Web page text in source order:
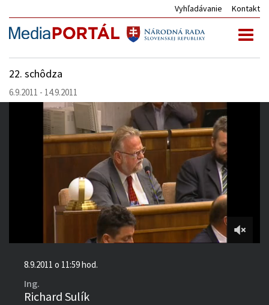
Vyhľadávanie Kontakt
22. schôdza
6.9.2011 - 14.9.2011
3:05:31
8.9.2011 o 11:59 hod.
Ing.
Richard Sulík